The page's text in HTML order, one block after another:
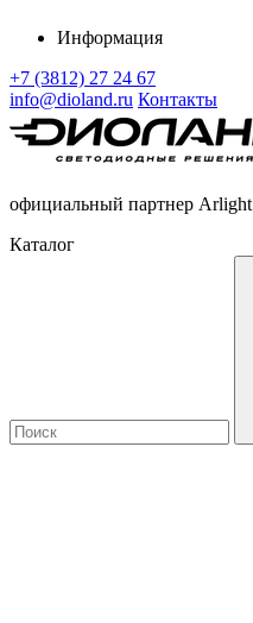
Информация
+7 (3812) 27 24 67
info@dioland.ru Контакты
официальный партнер Arlight
Каталог